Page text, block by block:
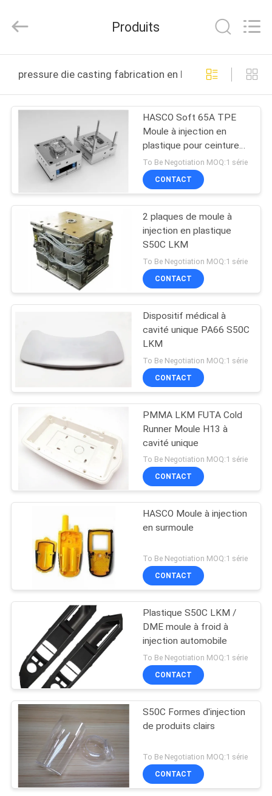
PRODUITS
SUJET
NOUS
VISITE
D'USINE
CONTRÔLE
QUALITÉ
NOUS
NOUVELLES
DEMANDEZ
UNE
CITATION
PLAN
SITE
PRIVACY
POLICY
Rights
by
Produits
pressure die casting fabrication en ligne
HASCO Soft 65A TPE
Moule à injection en
plastique pour ceinture
de montres
To Be Negotiation MOQ:1 série
CONTACT
2 plaques de moule à
injection en plastique
S50C LKM
To Be Negotiation MOQ:1 série
CONTACT
Dispositif médical à
cavité unique PA66 S50C
LKM
To Be Negotiation MOQ:1 série
CONTACT
PMMA LKM FUTA Cold
Runner Moule H13 à
cavité unique
To Be Negotiation MOQ:1 série
CONTACT
HASCO Moule à injection
en surmoule
To Be Negotiation MOQ:1 série
CONTACT
Plastique S50C LKM /
DME moule à froid à
injection automobile
To Be Negotiation MOQ:1 série
CONTACT
S50C Formes d'injection
de produits clairs
To Be Negotiation MOQ:1 série
CONTACT